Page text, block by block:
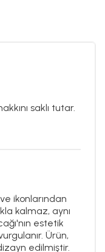
saklı tutar.
ikonlarından
kalmaz, aynı
estetik
Ürün,
edilmiştir.